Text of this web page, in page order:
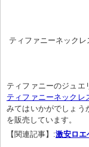
ティファニーネック
ティファニーのジュエ
ティファニーネックレ
みてはいかがでしょう
を販売しています。
【関連記事】:激安ロエ